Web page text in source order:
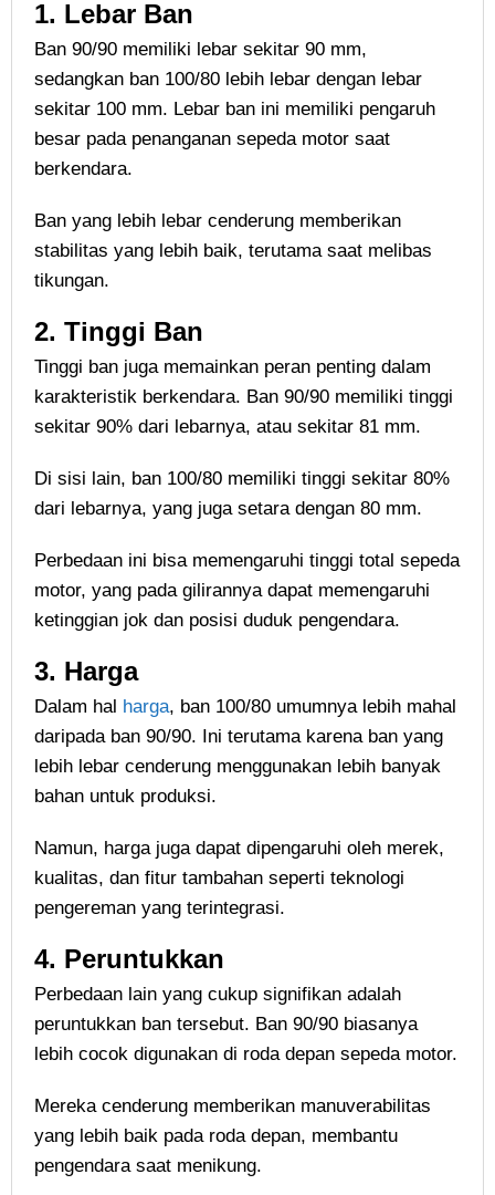
1. Lebar Ban
Ban 90/90 memiliki lebar sekitar 90 mm,
sedangkan ban 100/80 lebih lebar dengan lebar
sekitar 100 mm. Lebar ban ini memiliki pengaruh
besar pada penanganan sepeda motor saat
berkendara.
Ban yang lebih lebar cenderung memberikan
stabilitas yang lebih baik, terutama saat melibas
tikungan.
2. Tinggi Ban
Tinggi ban juga memainkan peran penting dalam
karakteristik berkendara. Ban 90/90 memiliki tinggi
sekitar 90% dari lebarnya, atau sekitar 81 mm.
Di sisi lain, ban 100/80 memiliki tinggi sekitar 80%
dari lebarnya, yang juga setara dengan 80 mm.
Perbedaan ini bisa memengaruhi tinggi total sepeda
motor, yang pada gilirannya dapat memengaruhi
ketinggian jok dan posisi duduk pengendara.
3. Harga
Dalam hal harga, ban 100/80 umumnya lebih mahal
daripada ban 90/90. Ini terutama karena ban yang
lebih lebar cenderung menggunakan lebih banyak
bahan untuk produksi.
Namun, harga juga dapat dipengaruhi oleh merek,
kualitas, dan fitur tambahan seperti teknologi
pengereman yang terintegrasi.
4. Peruntukkan
Perbedaan lain yang cukup signifikan adalah
peruntukkan ban tersebut. Ban 90/90 biasanya
lebih cocok digunakan di roda depan sepeda motor.
Mereka cenderung memberikan manuverabilitas
yang lebih baik pada roda depan, membantu
pengendara saat menikung.